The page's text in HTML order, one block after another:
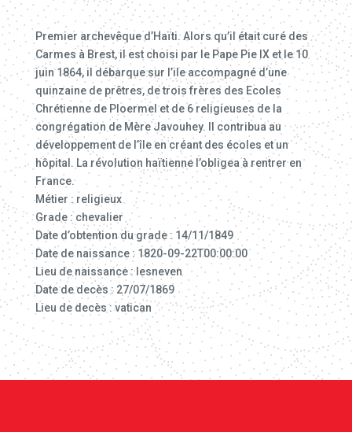
Premier archevêque d’Haïti. Alors qu’il était curé des
Carmes à Brest, il est choisi par le Pape Pie IX et le 10
juin 1864, il débarque sur l’ile accompagné d’une
quinzaine de prêtres, de trois frères des Ecoles
Chrétienne de Ploermel et de 6 religieuses de la
congrégation de Mère Javouhey. Il contribua au
développement de l’île en créant des écoles et un
hôpital. La révolution haïtienne l’obligea à rentrer en
France.
Métier : religieux
Grade : chevalier
Date d’obtention du grade : 14/11/1849
Date de naissance : 1820-09-22T00:00:00
Lieu de naissance : lesneven
Date de decès : 27/07/1869
Lieu de decès : vatican